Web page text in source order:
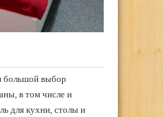
большой выбор
в том числе и
для кухни, столы и